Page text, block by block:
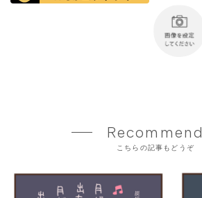
Recommend
こちらの記事もどうぞ